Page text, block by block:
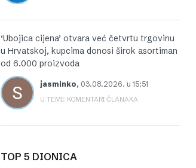
‘Ubojica cijena’ otvara već četvrtu trgovinu
u Hrvatskoj, kupcima donosi širok asortiman
od 6.000 proizvoda
jasminko, 03.08.2026. u 15:51
U TEMI: KOMENTARI ČLANAKA
TOP 5 DIONICA